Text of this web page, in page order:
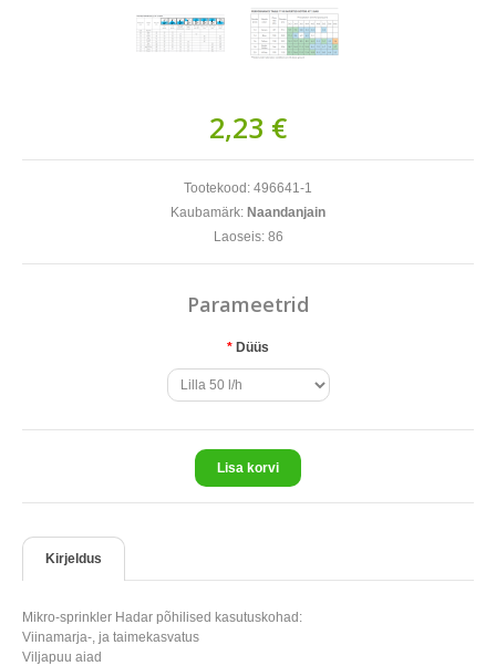
2,23 €
Tootekood: 496641-1
Kaubamärk: Naandanjain
Laoseis: 86
Parameetrid
* Düüs
Lisa korvi
Kirjeldus
Mikro-sprinkler Hadar põhilised kasutuskohad:
Viinamarja-, ja taimekasvatus
Viljapuu aiad